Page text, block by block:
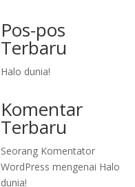
Pos-pos
Terbaru
Halo dunia!
Komentar
Terbaru
Seorang Komentator
WordPress mengenai Halo
dunia!